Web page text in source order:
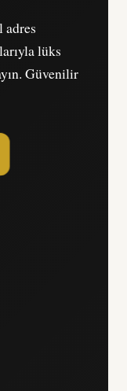
lüks
Güvenilir